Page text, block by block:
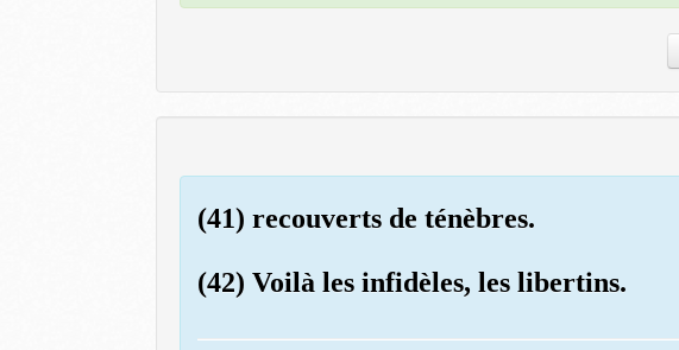
(41) recouverts de ténèbres.
(42) Voilà les infidèles, les libertins.